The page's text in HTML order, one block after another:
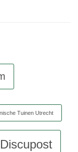
Tuinen Utrecht
Discupost